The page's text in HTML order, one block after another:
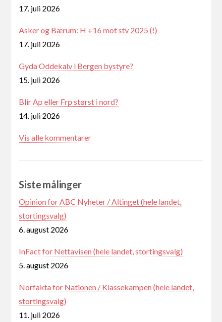
17. juli 2026
Asker og Bærum: H +16 mot stv 2025 (!)
17. juli 2026
Gyda Oddekalv i Bergen bystyre?
15. juli 2026
Blir Ap eller Frp størst i nord?
14. juli 2026
Vis alle kommentarer
Siste målinger
Opinion for ABC Nyheter / Altinget (hele landet,
stortingsvalg)
6. august 2026
InFact for Nettavisen (hele landet, stortingsvalg)
5. august 2026
Norfakta for Nationen / Klassekampen (hele landet,
stortingsvalg)
11. juli 2026